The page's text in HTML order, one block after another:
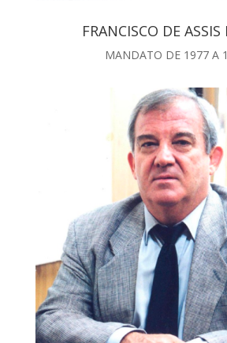
FRANCISCO DE ASSIS
MANDATO DE 1977 A